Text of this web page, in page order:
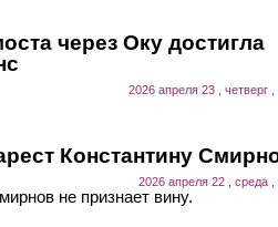
через Оку достигла
2026 апреля 23 , четверг ,
Константину
2026 апреля 22 , среда ,
не признает вину.